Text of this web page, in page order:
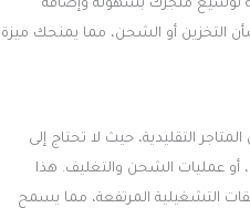
توسيع متجرك بسهولة وإضافة
التخزين أو الشحن، مما يمنحك ميزة
التقليدية، حيث لا تحتاج إلى
أو عمليات الشحن والتغليف. هذا
التشغيلية المرتفعة، مما يسمح